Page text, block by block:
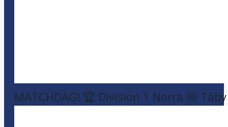
MATCHDAG! 🏆 Division 1 Norra 🆚